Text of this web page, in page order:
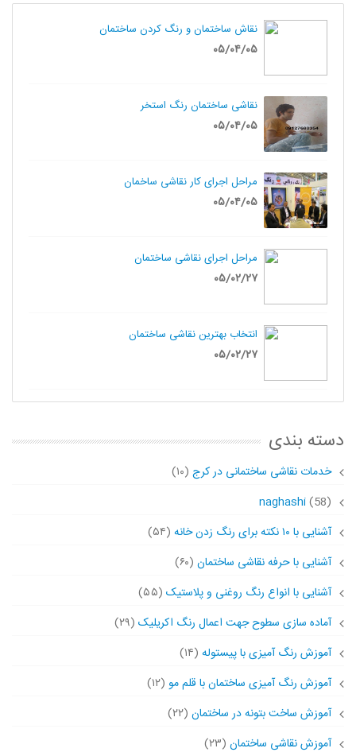
نقاش ساختمان و رنگ کردن ساختمان
۰۵/۰۴/۰۵
نقاشی ساختمان رنگ استخر
۰۵/۰۴/۰۵
مراحل اجرای کار نقاشی ساخمان
۰۵/۰۴/۰۵
مراحل اجرای نقاشی ساختمان
۰۵/۰۲/۲۷
انتخاب بهترین نقاشی ساختمان
۰۵/۰۲/۲۷
دسته بندی
خدمات نقاشی ساختمانی در کرج (۱۰)
naghashi(58)
آشنایی با ۱۰ نکته برای رنگ زدن خانه
(۵۴)
آشنایی با حرفه نقاشی ساختمان (۶۰)
آشنایی با انواع رنگ روغنی و پلاستیک (۵۵)
آماده سازی سطوح جهت اعمال رنگ اکریلیک (۲۹)
آموزش رنگ آمیزی با پیستوله (۱۴)
آموزش رنگ آمیزی ساختمان با قلم مو (۱۲)
آموزش ساخت بتونه در ساختمان (۲۲)
آموزش نقاشی ساختمان (۲۳)